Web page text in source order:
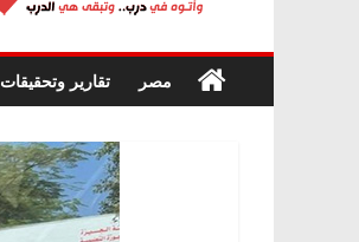
في
درب..
مصر تقارير وتحقيقات